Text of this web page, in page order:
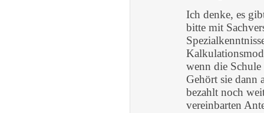
Ich denke, es
bitte mit
wenn die
Gehört sie dann
bezahlt noch
vereinbarten